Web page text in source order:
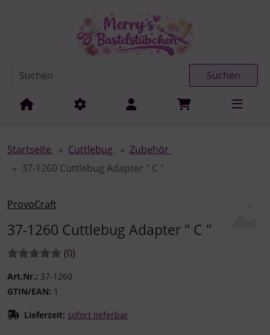
Springe zur Navigation
Suchen
Startseite Cuttlebug
Zubehör
37-1260 Cuttlebug Adapter " C "
ProvoCraft
37-1260 Cuttlebug Adapter " C "
Bewertungen:
(0Bewertungen
)
Art.Nr.: 37-1260
GTIN/EAN: 1
Lieferzeit: sofort lieferbar